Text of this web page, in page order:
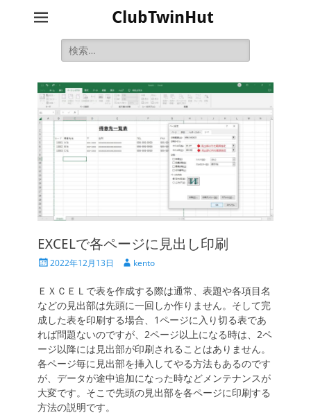
ClubTwinHut
検
索:
EXCELで各ページに見出し印刷
投
日
2022年12月13日
投
者
kento
ＥＸＣＥＬで表を作成する際は通常、表題や各項目名
などの見出部は先頭に一回しか作りません。そして完
成した表を印刷する場合、1ページに入り切る表であ
れば問題ないのですが、2ページ以上になる時は、2ペ
ージ以降には見出部が印刷されることはありません。
各ページ毎に見出部を挿入してやる方法もあるのです
が、データが途中追加になった時などメンテナンスが
大変です。そこで先頭の見出部を各ページに印刷する
方法の説明です。